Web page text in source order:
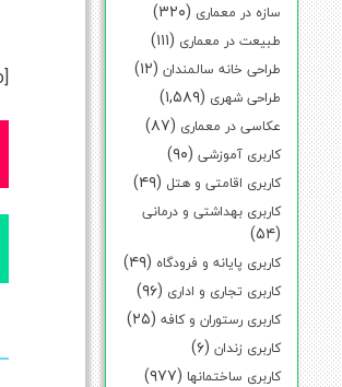
سازه در معماری (۳۲۰)
طبیعت در معماری (۱۱۱)
طراحی خانه سالمندان (۱۲)
طراحی شهری (۱,۵۸۹)
عکاسی در معماری (۸۷)
کاربری آموزشی (۹۰)
کاربری اقامتی و هتل (۴۹)
کاربری بهداشتی و درمانی
(۵۴)
کاربری پایانه و فرودگاه (۴۹)
کاربری تجاری و اداری (۹۶)
کاربری رستوران و کافه (۲۵)
کاربری زندان (۶)
کاربری ساختمانها (۹۷۷)
[box type=”info”]